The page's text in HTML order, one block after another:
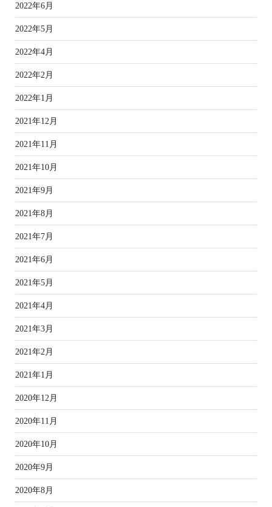
2022年6月
2022年5月
2022年4月
2022年2月
2022年1月
2021年12月
2021年11月
2021年10月
2021年9月
2021年8月
2021年7月
2021年6月
2021年5月
2021年4月
2021年3月
2021年2月
2021年1月
2020年12月
2020年11月
2020年10月
2020年9月
2020年8月